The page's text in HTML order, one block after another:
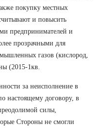
покупку местных
и повысить
предпринимателей и
прозрачными для
газов (кислород,
(2015-1кв.
за неисполнение в
настоящему договору, в
силы,
Стороны не смогли